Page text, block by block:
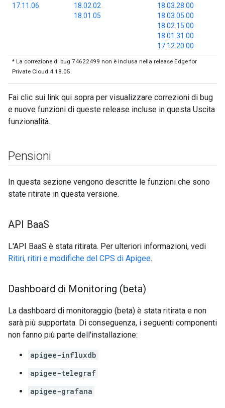
17.11.06
18.02.02
18.01.05
18.03.28.00
18.03.05.00
18.02.15.00
18.01.31.00
17.12.20.00
* La correzione di bug 74622499 non è inclusa nella release Edge for
Private Cloud 4.18.05.
Fai clic sui link qui sopra per visualizzare correzioni di bug
e nuove funzioni di queste release incluse in questa Uscita
funzionalità.
Pensioni
In questa sezione vengono descritte le funzioni che sono
state ritirate in questa versione.
API BaaS
L'API BaaS è stata ritirata. Per ulteriori informazioni, vedi
Ritiri, ritiri e modifiche del CPS di Apigee.
Dashboard di Monitoring (beta)
La dashboard di monitoraggio (beta) è stata ritirata e non
sarà più supportata. Di conseguenza, i seguenti componenti
non fanno più parte dell'installazione:
apigee-influxdb
apigee-telegraf
apigee-grafana